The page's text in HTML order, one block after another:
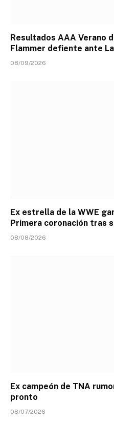
Resultados AAA Verano
Flammer defiente ante
08/09/2026
Ex estrella de la WWE
Primera coronación tras
08/08/2026
Ex campeón de TNA
pronto
08/07/2026